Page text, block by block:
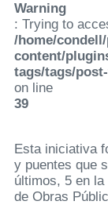
Warning
: Trying to
/home/
content/
tags/tags/
on line
39
Esta iniciativa
y puentes que
últimos, 5 en
de Obras